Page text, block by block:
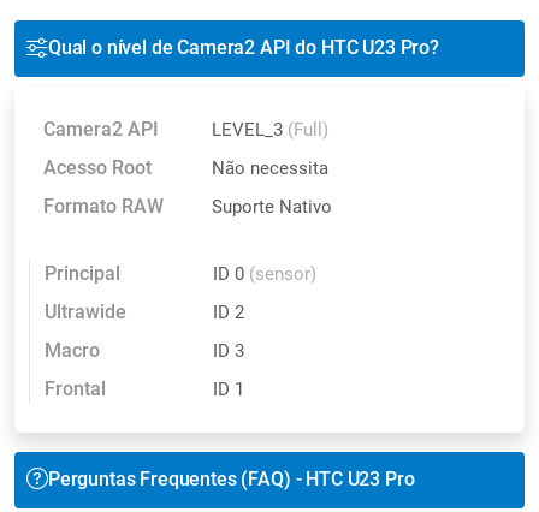
Qual o nível de Camera2 API do HTC U23 Pro?
Camera2 API LEVEL_3 (Full)
Acesso Root Não necessita
Formato RAW Suporte Nativo
Principal ID 0 (sensor)
Ultrawide ID 2
Macro ID 3
Frontal ID 1
Perguntas Frequentes (FAQ) - HTC U23 Pro